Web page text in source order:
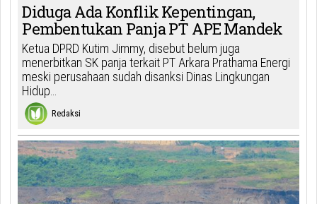
Diduga Ada Konflik Kepentingan,
Pembentukan Panja PT APE Mandek
Ketua DPRD Kutim Jimmy, disebut belum juga
menerbitkan SK panja terkait PT Arkara Prathama Energi
meski perusahaan sudah disanksi Dinas Lingkungan
Hidup…
Redaksi